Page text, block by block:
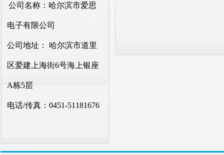
公司名称：哈尔滨市爱思
电子有限公司
公司地址： 哈尔滨市道里
区爱建上海街6号海上银座
A栋5层
电话/传真：0451-51181676